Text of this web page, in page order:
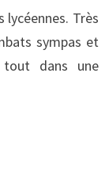
lycéennes. Très
sympas et
tout dans une